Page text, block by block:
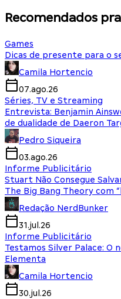
Recomendados
Games
Dicas de presente para o
Camila Hortencio
07.ago.26
Séries, TV e Streaming
Entrevista: Benjamin
de dualidade de Daeron
Pedro Siqueira
03.ago.26
Informe Publicitário
Stuart Não Consegue
The Big Bang Theory com
Redação NerdBunker
31.jul.26
Informe Publicitário
Testamos Silver Palace: O
Elementa
Camila Hortencio
30.jul.26